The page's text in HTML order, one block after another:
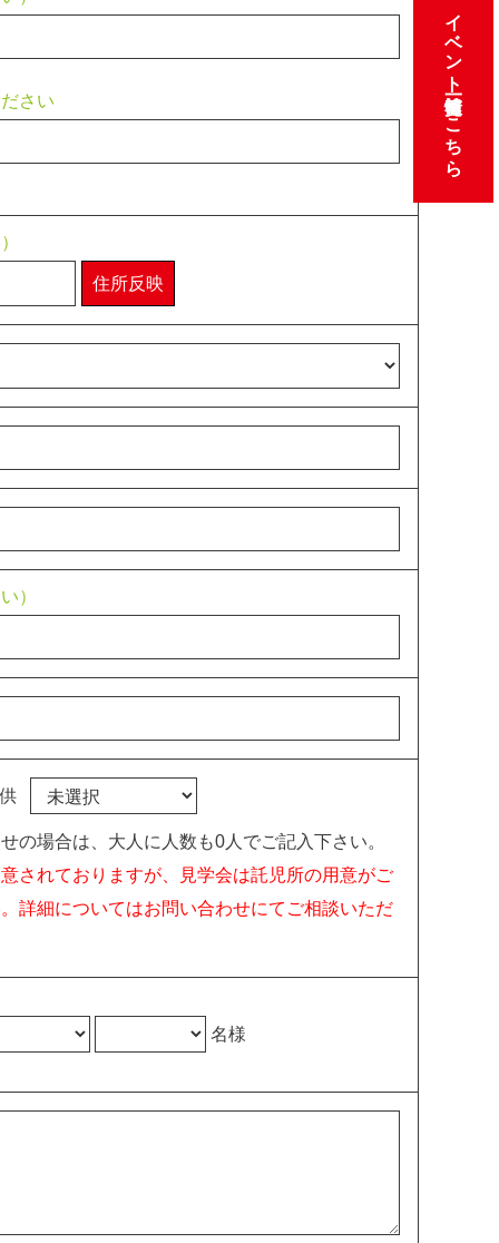
さい
住所反映
）
の場合は、大人に人数も0人でご記入下さい。
されておりますが、見学会は託児所の用意がご
詳細についてはお問い合わせにてご相談いただ
名様
イベント情報一覧はこちら